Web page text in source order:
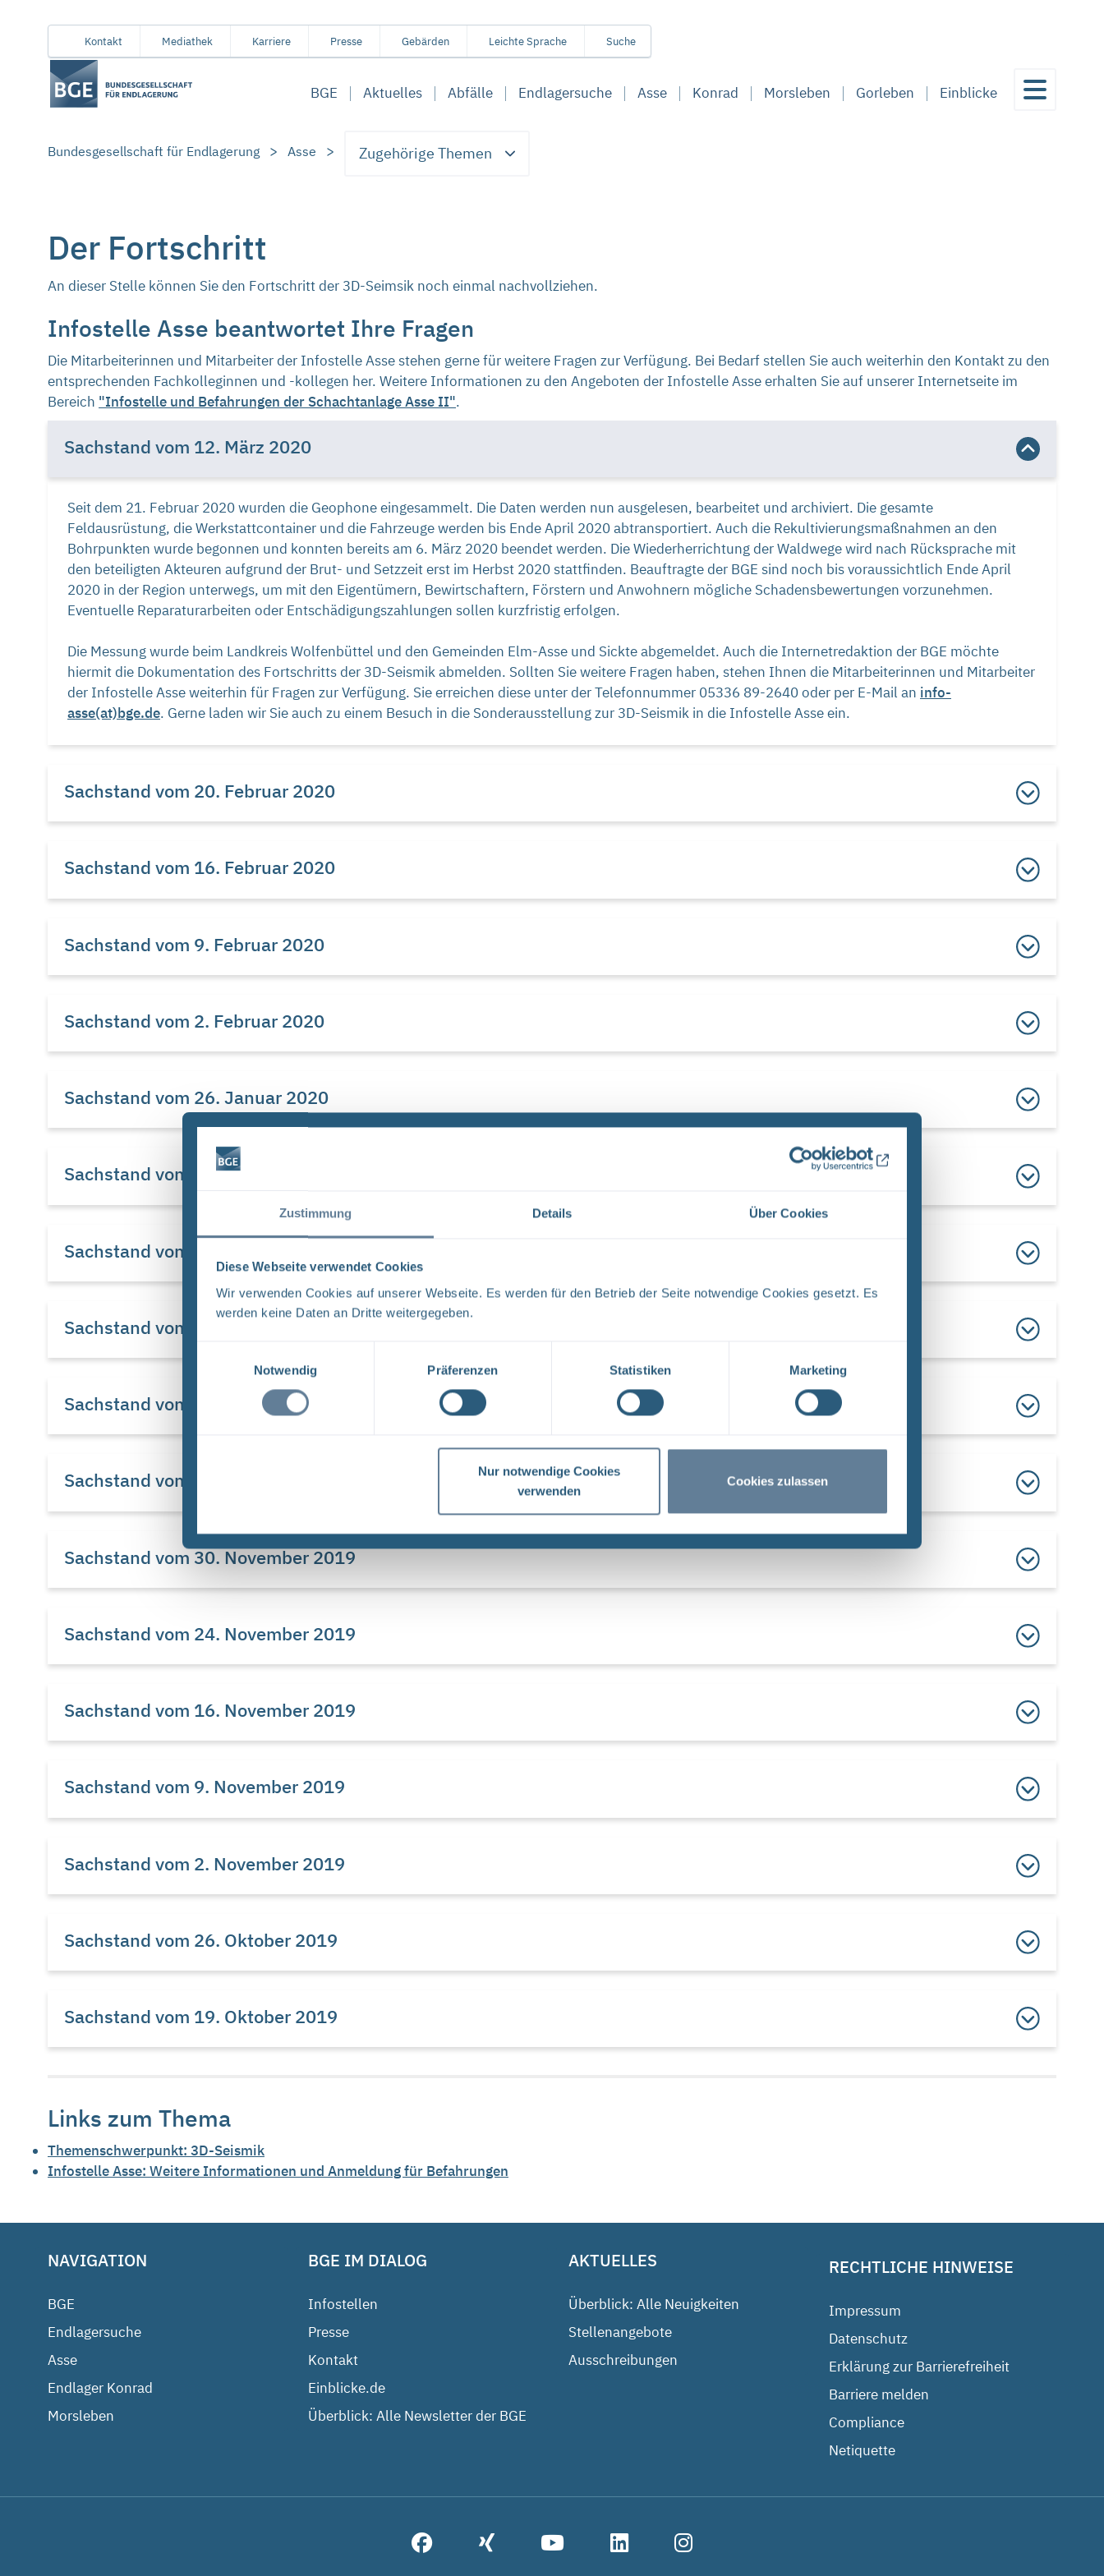
Zustimmung Details Über Cookies
Diese Webseite verwendet Cookies
Wir verwenden Cookies auf unserer Webseite. Es werden für den Betrieb der Seite notwendige Cookies gesetzt. Es
werden keine Daten an Dritte weitergegeben.
Notwendig
Präferenzen Statistiken Marketing
Nur notwendige Cookies
verwenden
Cookies zulassen
InhaltsbereichKontakt Mediathek Karriere Presse Gebärden Leichte Sprache Suche
BGE Aktuelles Abfälle Endlagersuche Asse Konrad Morsleben Gorleben Einblicke
Bundesgesellschaft für Endlagerung Asse Zugehörige Themen
Der Fortschritt
An dieser Stelle können Sie den Fortschritt der 3D-Seimsik noch einmal nachvollziehen.
Infostelle Asse beantwortet Ihre Fragen
Die Mitarbeiterinnen und Mitarbeiter der Infostelle Asse stehen gerne für weitere Fragen zur Verfügung. Bei Bedarf stellen Sie auch weiterhin den Kontakt zu den
entsprechenden Fachkolleginnen und -kollegen her. Weitere Informationen zu den Angeboten der Infostelle Asse erhalten Sie auf unserer Internetseite im
Bereich "Infostelle und Befahrungen der Schachtanlage Asse II".
Sachstand vom 12. März 2020
Seit dem 21. Februar 2020 wurden die Geophone eingesammelt. Die Daten werden nun ausgelesen, bearbeitet und archiviert. Die gesamte
Feldausrüstung, die Werkstattcontainer und die Fahrzeuge werden bis Ende April 2020 abtransportiert. Auch die Rekultivierungsmaßnahmen an den
Bohrpunkten wurde begonnen und konnten bereits am 6. März 2020 beendet werden. Die Wiederherrichtung der Waldwege wird nach Rücksprache mit
den beteiligten Akteuren aufgrund der Brut- und Setzzeit erst im Herbst 2020 stattfinden. Beauftragte der BGE sind noch bis voraussichtlich Ende April
2020 in der Region unterwegs, um mit den Eigentümern, Bewirtschaftern, Förstern und Anwohnern mögliche Schadensbewertungen vorzunehmen.
Eventuelle Reparaturarbeiten oder Entschädigungszahlungen sollen kurzfristig erfolgen.
Die Messung wurde beim Landkreis Wolfenbüttel und den Gemeinden Elm-Asse und Sickte abgemeldet. Auch die Internetredaktion der BGE möchte
hiermit die Dokumentation des Fortschritts der 3D-Seismik abmelden. Sollten Sie weitere Fragen haben, stehen Ihnen die Mitarbeiterinnen und Mitarbeiter
der Infostelle Asse weiterhin für Fragen zur Verfügung. Sie erreichen diese unter der Telefonnummer 05336 89-2640 oder per E-Mail an info-
asse(at)bge.de. Gerne laden wir Sie auch zu einem Besuch in die Sonderausstellung zur 3D-Seismik in die Infostelle Asse ein.
Sachstand vom 20. Februar 2020
Sachstand vom 16. Februar 2020
Sachstand vom 9. Februar 2020
Sachstand vom 2. Februar 2020
Sachstand vom 26. Januar 2020
Sachstand vom 19. Januar 2020
Sachstand vom 12. Januar 2020
Sachstand vom 4. Januar 2020
Sachstand vom 15. Dezember 2019
Sachstand vom 8. Dezember 2019
Sachstand vom 30. November 2019
Sachstand vom 24. November 2019
Sachstand vom 16. November 2019
Sachstand vom 9. November 2019
Sachstand vom 2. November 2019
Sachstand vom 26. Oktober 2019
Sachstand vom 19. Oktober 2019
Links zum Thema
Themenschwerpunkt: 3D-Seismik
Infostelle Asse: Weitere Informationen und Anmeldung für Befahrungen
NAVIGATION
BGE
Endlagersuche
Asse
Endlager Konrad
Morsleben
BGE IM DIALOG
Infostellen
Presse
Kontakt
Einblicke.de
Überblick: Alle Newsletter der BGE
AKTUELLES
Überblick: Alle Neuigkeiten
Stellenangebote
Ausschreibungen
RECHTLICHE HINWEISE
Impressum
Datenschutz
Erklärung zur Barrierefreiheit
Barriere melden
Compliance
Netiquette